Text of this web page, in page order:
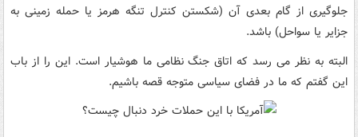
جلوگیری از گام بعدی آن (شکستن کنترل تنگه هرمز یا حمله زمینی به
جزایر یا سواحل) باشد.
البته به نظر می رسد که اتاق جنگ نظامی ما هوشیار است. این را از باب
این گفتم که ما در فضای سیاسی متوجه قصه باشیم.